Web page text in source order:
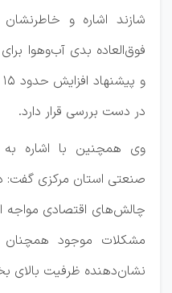
شازند اشاره و
فوق‌العاده بدی آب‌وهوا
در دست بررسی قرار دارد.
وی همچنین با اشاره
صنعتی استان مرکزی گفت:
چالش‌های اقتصادی مواجه
مشکلات موجود
نشان‌دهنده ظرفیت